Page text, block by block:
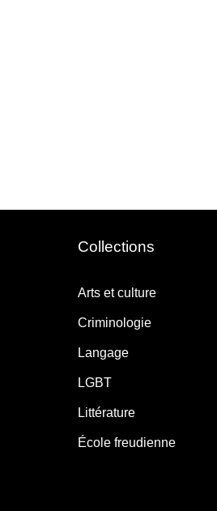
Collections
Arts et culture
Criminologie
Langage
LGBT
Littérature
École freudienne